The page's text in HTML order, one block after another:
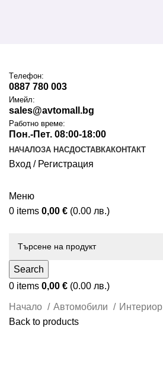
Tелефон:
0887 780 003
Имейл:
sales@avtomall.bg
Работно време:
Пон.-Пет. 08:00-18:00
НАЧАЛОЗА НАСДОСТАВКАКОНТАКТ
Вход / Регистрация
Меню
0 items 0,00 € (0.00 лв.)
Search
0 items 0,00 € (0.00 лв.)
Начало Автомобили Интериор
Back to products